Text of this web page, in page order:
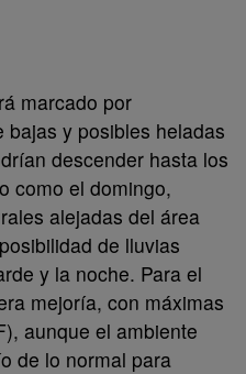
marcado por
y posibles heladas
descender hasta los
como el domingo,
alejadas del área
de lluvias
y la noche. Para el
mejoría, con máximas
aunque el ambiente
de lo normal para